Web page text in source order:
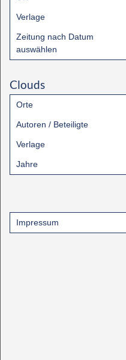
Verlage
Zeitung nach Datum
auswählen
Clouds
Orte
Autoren / Beteiligte
Verlage
Jahre
Impressum